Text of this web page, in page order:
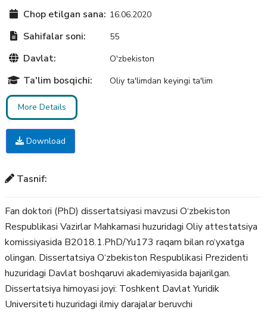
Chop etilgan sana: 16.06.2020
Sahifalar soni: 55
Davlat: O'zbekiston
Ta'lim bosqichi: Oliy ta'limdan keyingi ta'lim
More Details
Download
Tasnif:
Fan doktori (PhD) dissertatsiyasi mavzusi O‘zbekiston
Respublikasi Vazirlar Mahkamasi huzuridagi Oliy attestatsiya
komissiyasida B2018.1.PhD/Yu173 raqam bilan ro‘yxatga
olingan. Dissertatsiya O‘zbekiston Respublikasi Prezidenti
huzuridagi Davlat boshqaruvi akademiyasida bajarilgan.
Dissertatsiya himoyasi joyi: Toshkent Davlat Yuridik
Universiteti huzuridagi ilmiy darajalar beruvchi